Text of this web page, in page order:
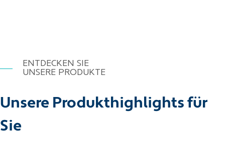
ENTDECKEN SIE
UNSERE PRODUKTE
Unsere Produkthighlights für
Sie